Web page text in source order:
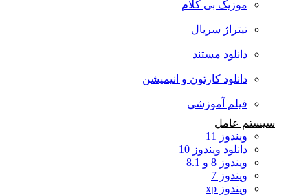
موزیک بی کلام
تیتراژ سریال
دانلود مستند
دانلود کارتون و انیمیشن
فیلم آموزشی
سیستم عامل
ویندوز 11
دانلود ویندوز 10
ویندوز 8 و 8.1
ویندوز 7
ویندوز xp